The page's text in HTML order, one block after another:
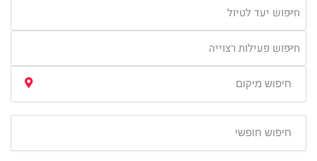
חיפוש יעד לטיול
חיפוש פעילות רצוייה